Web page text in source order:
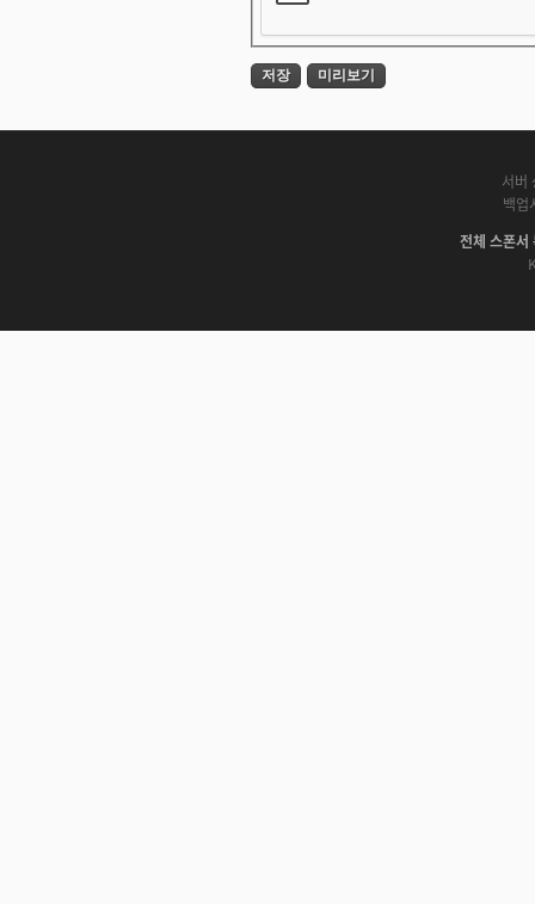
서버
백업
전체 스폰서